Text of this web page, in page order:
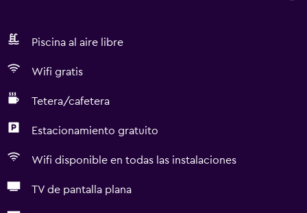
Piscina al aire libre
Wifi gratis
Tetera/cafetera
Estacionamiento gratuito
Wifi disponible en todas las instalaciones
TV de pantalla plana